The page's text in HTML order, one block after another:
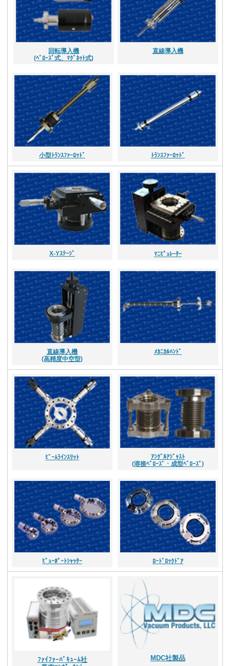
回転導入機
(ﾍﾞﾛｰｽﾞ式、ﾏｸﾞﾈｯﾄ式)
直線導入機
小型ﾄﾗﾝｽﾌｧｰﾛｯﾄﾞ ﾄﾗﾝｽﾌｧｰﾛｯﾄﾞ
X-Yｽﾃｰｼﾞ ﾏﾆﾋﾟｭﾚｰﾀｰ
直線導入機
(高精度中空型)
ﾒｶﾆｶﾙﾊﾝﾄﾞ
ﾋﾞｰﾑﾗｲﾝｽﾘｯﾄ
ｱﾝｸﾞﾙｱｼﾞｬｽﾄ
(溶接ﾍﾞﾛｰｽﾞ・成型ﾍﾞﾛｰｽﾞ)
ﾋﾞｭｰﾎﾟｰﾄｼｬｯﾀｰ ﾛｰﾄﾞﾛｯｸﾄﾞｱ
ﾌｧｲﾌｧｰﾊﾞｷｭｰﾑ社
MDC社製品